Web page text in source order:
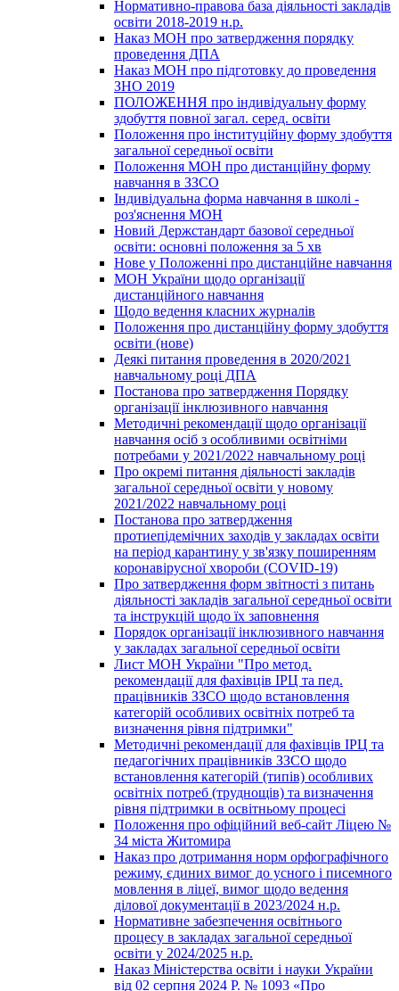
Нормативно-правова база діяльності закладів
освіти 2018-2019 н.р.
Наказ МОН про затвердження порядку
проведення ДПА
Наказ МОН про підготовку до проведення
ЗНО 2019
ПОЛОЖЕННЯ про індивідуальну форму
здобуття повної загал. серед. освіти
Положення про інституційну форму здобуття
загальної середньої освіти
Положення МОН про дистанційну форму
навчання в ЗЗСО
Індивідуальна форма навчання в школі -
роз'яснення МОН
Новий Держстандарт базової середньої
освіти: основні положення за 5 хв
Нове у Положенні про дистанційне навчання
МОН України щодо організації
дистанційного навчання
Щодо ведення класних журналів
Положення про дистанційну форму здобуття
освіти (нове)
Деякі питання проведення в 2020/2021
навчальному році ДПА
Постанова про затвердження Порядку
організації інклюзивного навчання
Методичні рекомендації щодо організації
навчання осіб з особливими освітніми
потребами у 2021/2022 навчальному році
Про окремі питання діяльності закладів
загальної середньої освіти у новому
2021/2022 навчальному році
Постанова про затвердження
протиепідемічних заходів у закладах освіти
на період карантину у зв'язку поширенням
коронавірусної хвороби (COVID-19)
Про затвердження форм звітності з питань
діяльності закладів загальної середньої освіти
та інструкцій щодо їх заповнення
Порядок організації інклюзивного навчання
у закладах загальної середньої освіти
Лист МОН України "Про метод.
рекомендації для фахівців ІРЦ та пед.
працівників ЗЗСО щодо встановлення
категорій особливих освітніх потреб та
визначення рівня підтримки"
Методичні рекомендації для фахівців ІРЦ та
педагогічних працівників ЗЗСО щодо
встановлення категорій (типів) особливих
освітніх потреб (труднощів) та визначення
рівня підтримки в освітньому процесі
Положення про офіційний веб-сайт Ліцею №
34 міста Житомира
Наказ про дотримання норм орфографічного
режиму, єдиних вимог до усного і писемного
мовлення в ліцеї, вимог щодо ведення
ділової документації в 2023/2024 н.р.
Нормативне забезпечення освітнього
процесу в закладах загальної середньої
освіти у 2024/2025 н.р.
Наказ Міністерства освіти і науки України
від 02 серпня 2024 Р. № 1093 «Про